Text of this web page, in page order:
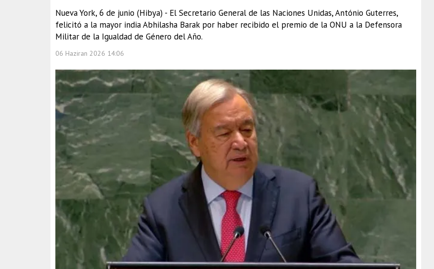
Nueva York, 6 de junio (Hibya) - El Secretario General de las Naciones Unidas, António Guterres,
felicitó a la mayor india Abhilasha Barak por haber recibido el premio de la ONU a la Defensora
Militar de la Igualdad de Género del Año.
06 Haziran 2026 14:06